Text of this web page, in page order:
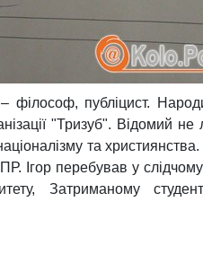
– філософ, публіцист.
"Тризуб". Відомий
та
Ігор перебував у
Затриманому